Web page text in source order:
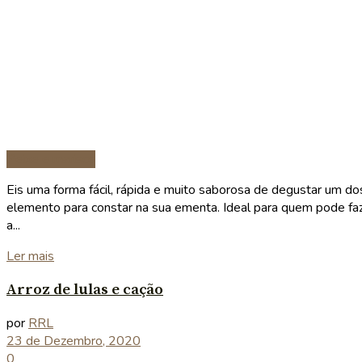
Eis uma forma fácil, rápida e muito saborosa de degustar um
elemento para constar na sua ementa. Ideal para quem pode
a...
Ler mais
Arroz de lulas e cação
por RRL
23 de Dezembro, 2020